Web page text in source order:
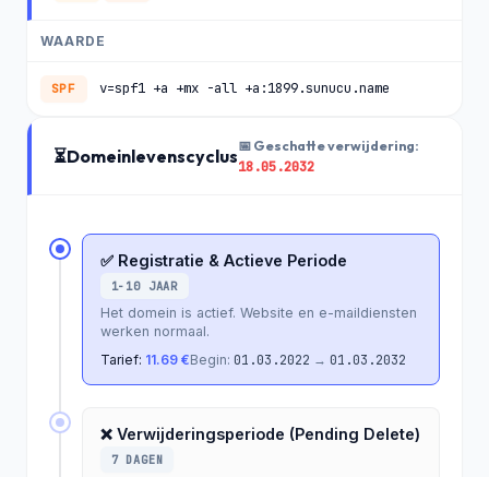
WAARDE
SPF v=spf1 +a +mx -all +a:1899.sunucu.name
⏳Domeinlevenscyclus📅 Geschatte verwijdering:
18.05.2032
✅ Registratie & Actieve Periode
1-10 JAAR
Het domein is actief. Website en e-maildiensten
werken normaal.
Tarief: 11.69 €Begin: 01.03.2022 → 01.03.2032
❌ Verwijderingsperiode (Pending Delete)
7 DAGEN